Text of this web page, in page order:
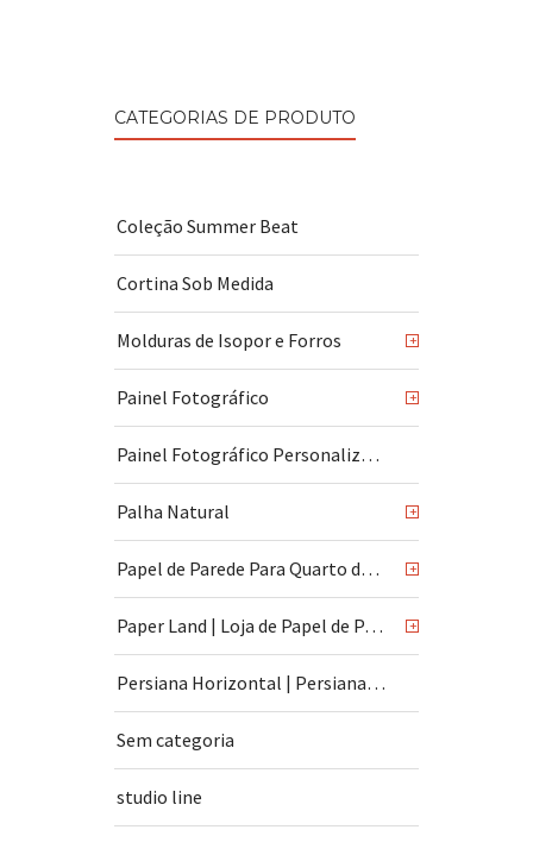
CATEGORIAS DE PRODUTO
Coleção Summer Beat
Cortina Sob Medida
Molduras de Isopor e Forros +
Painel Fotográfico +
Painel Fotográfico Personalizado
Palha Natural +
Papel de Parede Para Quarto de Bebê +
Paper Land | Loja de Papel de Parede | São Paulo +
Persiana Horizontal | Persiana Vertical
Sem categoria
studio line